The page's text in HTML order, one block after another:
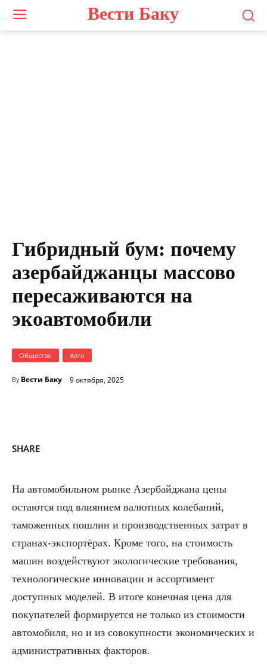
Вести Баку
Гибридный бум: почему
азербайджанцы массово
пересаживаются на
экоавтомобили
Общество Авто
By Вести Баку 9 октября, 2025
SHARE
На автомобильном рынке Азербайджана цены
остаются под влиянием валютных колебаний,
таможенных пошлин и производственных затрат в
странах-экспортёрах. Кроме того, на стоимость
машин воздействуют экологические требования,
технологические инновации и ассортимент
доступных моделей. В итоге конечная цена для
покупателей формируется не только из стоимости
автомобиля, но и из совокупности экономических и
административных факторов.